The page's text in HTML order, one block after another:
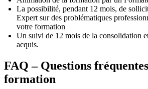
La possibilité, pendant 12 mois, de
Expert sur des problématiques
votre formation
Un suivi de 12 mois de la consolidation
acquis.
FAQ – Questions
formation